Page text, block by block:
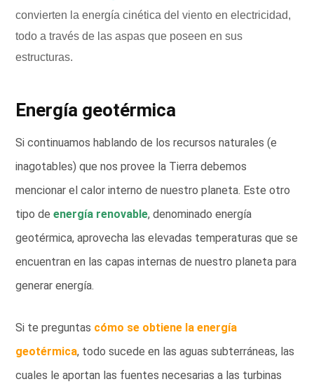
convierten la energía cinética del viento en electricidad,
todo a través de las aspas que poseen en sus
estructuras.
Energía geotérmica
Si continuamos hablando de los recursos naturales (e
inagotables) que nos provee la Tierra debemos
mencionar el calor interno de nuestro planeta. Este otro
tipo deenergía renovable, denominado energía
geotérmica, aprovecha las elevadas temperaturas que se
encuentran en las capas internas de nuestro planeta para
generar energía.
Si te preguntas cómo se obtiene la energía
geotérmica, todo sucede en las aguas subterráneas, las
cuales le aportan las fuentes necesarias a las turbinas